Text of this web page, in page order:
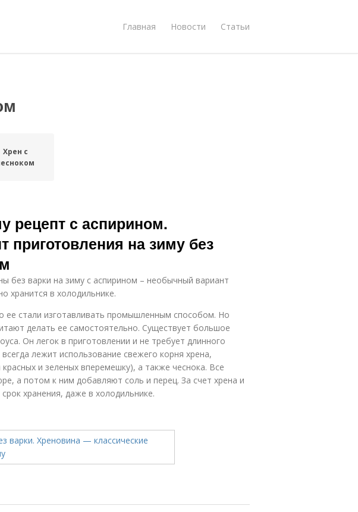
Главная Новости Статьи
Хрен с
рецепт с аспирином.
приготовления на зиму без
без варки на зиму с аспирином – необычный вариант
хранится в холодильнике.
ее стали изготавливать промышленным способом. Но
делать ее самостоятельно. Существует большое
Он легок в приготовлении и не требует длинного
лежит использование свежего корня хрена,
и зеленых вперемешку), а также чеснока. Все
а потом к ним добавляют соль и перец. За счет хрена и
хранения, даже в холодильнике.